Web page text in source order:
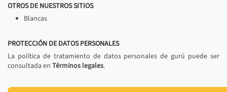
OTROS DE NUESTROS SITIOS
Blancas
PROTECCIÓN DE DATOS PERSONALES
La política de tratamiento de datos personales de gurú puede ser
consultada en Términos legales.